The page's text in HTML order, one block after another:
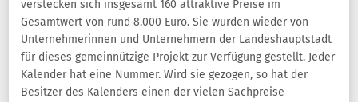
verstecken sich insgesamt 160 attraktive Preise im
Gesamtwert von rund 8.000 Euro. Sie wurden wieder von
Unternehmerinnen und Unternehmern der Landeshauptstadt
für dieses gemeinnützige Projekt zur Verfügung gestellt. Jeder
Kalender hat eine Nummer. Wird sie gezogen, so hat der
Besitzer des Kalenders einen der vielen Sachpreise